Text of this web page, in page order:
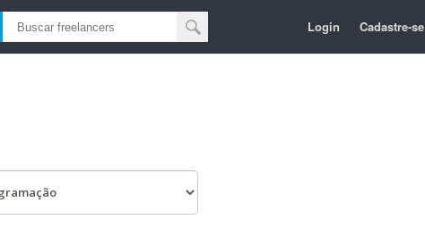
Login Cadastre-se